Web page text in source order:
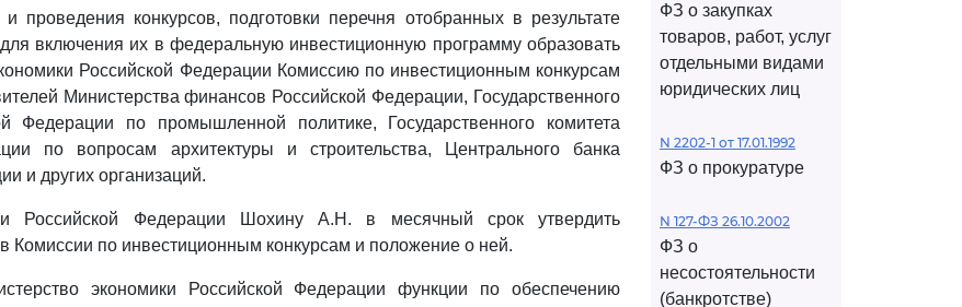
проведения конкурсов, подготовки перечня отобранных в результате
для включения их в федеральную инвестиционную программу образовать
Российской Федерации Комиссию по инвестиционным конкурсам
Министерства финансов Российской Федерации, Государственного
Федерации по промышленной политике, Государственного комитета
по вопросам архитектуры и строительства, Центрального банка
и других организаций.
Российской Федерации Шохину А.Н. в месячный срок утвердить
Комиссии по инвестиционным конкурсам и положение о ней.
экономики Российской Федерации функции по обеспечению
ФЗ о закупках
товаров, работ, услуг
отдельными видами
юридических лиц
N 2202-1 от 17.01.1992
ФЗ о прокуратуре
N 127-ФЗ 26.10.2002
ФЗ о
несостоятельности
(банкротстве)